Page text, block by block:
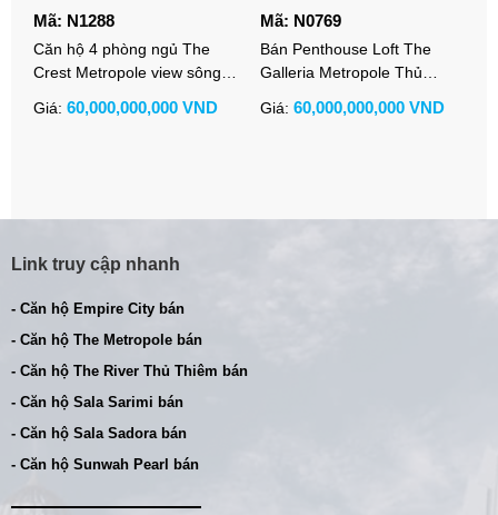
Mã: N1288
Căn hộ 4 phòng ngủ The
Crest Metropole view sông
Giá: 60,000,000,000 VND
Mã: N0769
Bán Penthouse Loft The
Galleria Metropole Thủ
thất cao cấp
Giá: 60,000,000,000 VND
Link truy cập nhanh
- Căn hộ Empire City bán
- Căn hộ The Metropole bán
- Căn hộ The River Thủ Thiêm bán
- Căn hộ Sala Sarimi bán
- Căn hộ Sala Sadora bán
- Căn hộ Sunwah Pearl bán